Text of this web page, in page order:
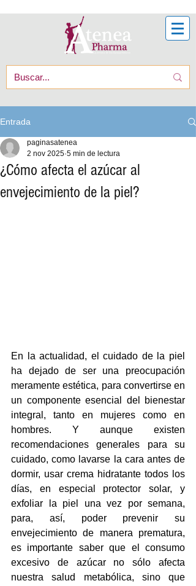
Entrada
¿Cómo afecta el azúcar al
envejecimiento de la piel?
paginasatenea
2 nov 2025 5 min de lectura
En la actualidad, el cuidado de la piel
ha dejado de ser una preocupación
meramente estética, para convertirse en
un componente esencial del bienestar
integral, tanto en mujeres como en
hombres. Y aunque existen
recomendaciones generales para su
cuidado, como lavarse la cara antes de
dormir, usar crema hidratante todos los
días, en especial protector solar, y
exfoliar la piel una vez por semana,
para, así, poder prevenir su
envejecimiento de manera prematura,
es importante saber que el consumo
excesivo de azúcar no sólo afecta
nuestra salud metabólica, sino que